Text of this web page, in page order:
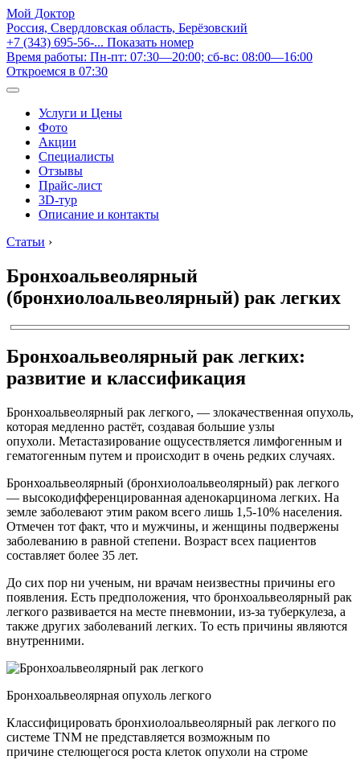
Мой Доктор
Россия, Свердловская область, Берёзовский
+7 (343) 695-56-... Показать номер
Время работы: Пн-пт: 07:30—20:00; сб-вс: 08:00—16:00
Откроемся в 07:30
Услуги и Цены
Фото
Акции
Специалисты
Отзывы
Прайс-лист
3D-тур
Описание и контакты
Статьи ›
Бронхоальвеолярный
(бронхиолоальвеолярный) рак легких
Бронхоальвеолярный рак легких:
развитие и классификация
Бронхоальвеолярный рак легкого, — злокачественная опухоль,
которая медленно растёт, создавая большие узлы
опухоли. Метастазирование ощусествляется лимфогенным и
гематогенным путем и происходит в очень редких случаях.
Бронхоальвеолярный (бронхиолоальвеолярный) рак легкого
— высокодифференцированная аденокарцинома легких. На
земле заболевают этим раком всего лишь 1,5-10% населения.
Отмечен тот факт, что и мужчины, и женщины подвержены
заболеванию в равной степени. Возраст всех пациентов
составляет более 35 лет.
До сих пор ни ученым, ни врачам неизвестны причины его
появления. Есть предположения, что бронхоальвеолярный рак
легкого развивается на месте пневмонии, из-за туберкулеза, а
также других заболеваний легких. То есть причины являются
внутренними.
Бронхоальвеолярная опухоль легкого
Классифицировать бронхиолоальвеолярный рак легкого по
системе TNM не представляется возможным по
причине стелющегося роста клеток опухоли на строме